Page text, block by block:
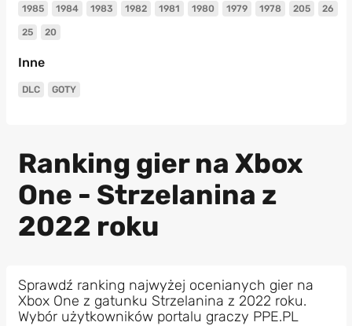
1985 1984 1983 1982 1981 1980 1979 1978 205 26
25 20
Inne
DLC GOTY
Ranking gier na Xbox
One - Strzelanina z
2022 roku
Sprawdź ranking najwyżej ocenianych gier na
Xbox One z gatunku Strzelanina z 2022 roku.
Wybór użytkowników portalu graczy PPE.PL